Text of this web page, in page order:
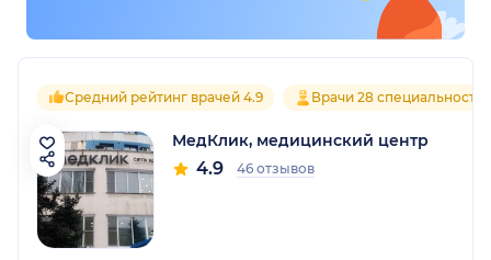
Средний рейтинг врачей 4.9 Врачи 28
МедКлик, медицинский центр
4.9 46 отзывов